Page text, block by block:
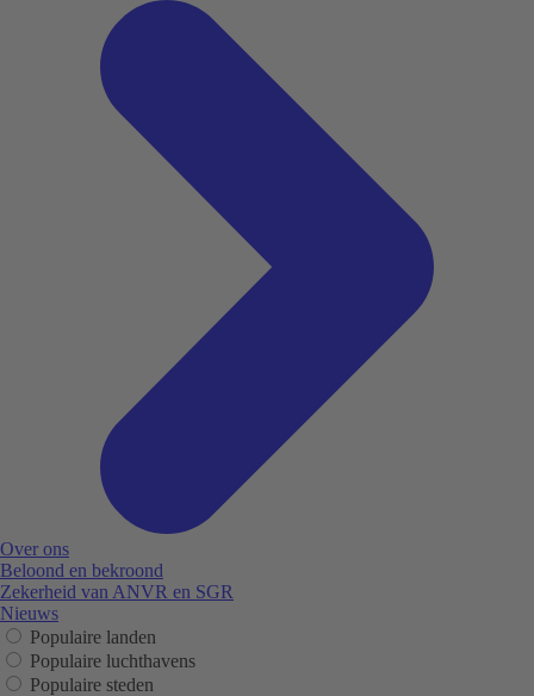
Over ons
Beloond en bekroond
Zekerheid van ANVR en SGR
Nieuws
Populaire landen
Populaire luchthavens
Populaire steden